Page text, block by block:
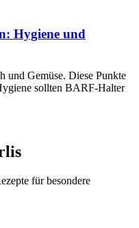
Hygiene und
und Gemüse. Diese Punkte
sollten BARF-Halter
für besondere